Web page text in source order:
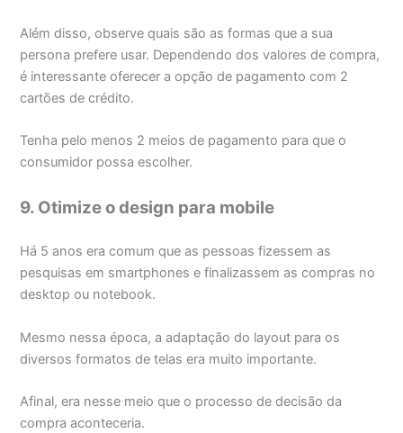
Além disso, observe quais são as formas que a sua
persona prefere usar. Dependendo dos valores de compra,
é interessante oferecer a opção de pagamento com 2
cartões de crédito.
Tenha pelo menos 2 meios de pagamento para que o
consumidor possa escolher.
9. Otimize o design para mobile
Há 5 anos era comum que as pessoas fizessem as
pesquisas em smartphones e finalizassem as compras no
desktop ou notebook.
Mesmo nessa época, a adaptação do layout para os
diversos formatos de telas era muito importante.
Afinal, era nesse meio que o processo de decisão da
compra aconteceria.